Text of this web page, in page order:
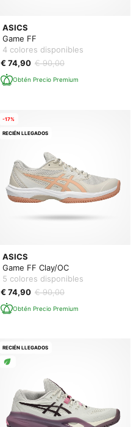
ASICS
Game FF
4 colores disponibles
€ 74,90 € 90,00
Obtén Precio Premium
ASICS
Game FF Clay/OC
5 colores disponibles
€ 74,90 € 90,00
Obtén Precio Premium
-17%
RECIÉN LLEGADOS
RECIÉN LLEGADOS